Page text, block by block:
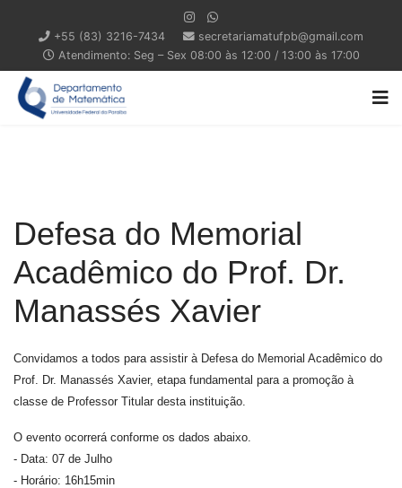
+55 (83) 3216-7434
secretariamatufpb@gmail.com
Atendimento: Seg – Sex 08:00 às 12:00 / 13:00 às 17:00
Defesa do Memorial
Acadêmico do Prof. Dr.
Manassés Xavier
Convidamos a todos para assistir à Defesa do Memorial Acadêmico do
Prof. Dr. Manassés Xavier, etapa fundamental para a promoção à
classe de Professor Titular desta instituição.
O evento ocorrerá conforme os dados abaixo.
- Data: 07 de Julho
- Horário: 16h15min